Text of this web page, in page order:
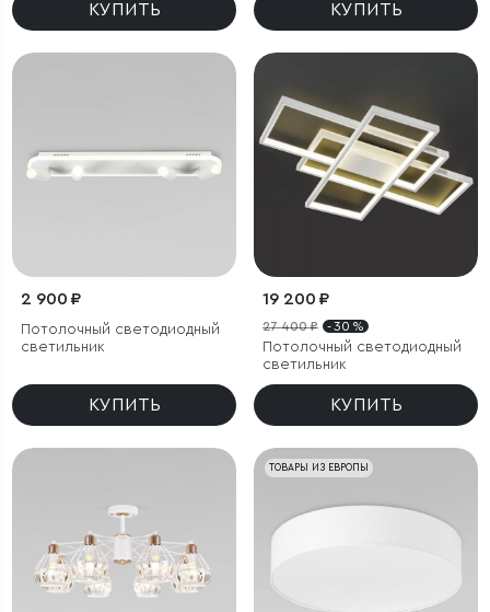
КУПИТЬ КУПИТЬ
2 900 ₽
Потолочный светодиодный
светильник
КУПИТЬ
19 200 ₽
27 400 ₽ - 30 %
Потолочный светодиодный
светильник
КУПИТЬ
ТОВАРЫ ИЗ ЕВРОПЫ